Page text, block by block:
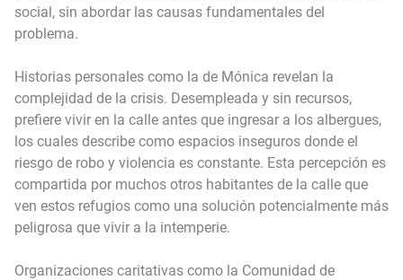
social, sin abordar las causas fundamentales del
problema.
Historias personales como la de Mónica revelan la
complejidad de la crisis. Desempleada y sin recursos,
prefiere vivir en la calle antes que ingresar a los albergues,
los cuales describe como espacios inseguros donde el
riesgo de robo y violencia es constante. Esta percepción es
compartida por muchos otros habitantes de la calle que
ven estos refugios como una solución potencialmente más
peligrosa que vivir a la intemperie.
Organizaciones caritativas como la Comunidad de